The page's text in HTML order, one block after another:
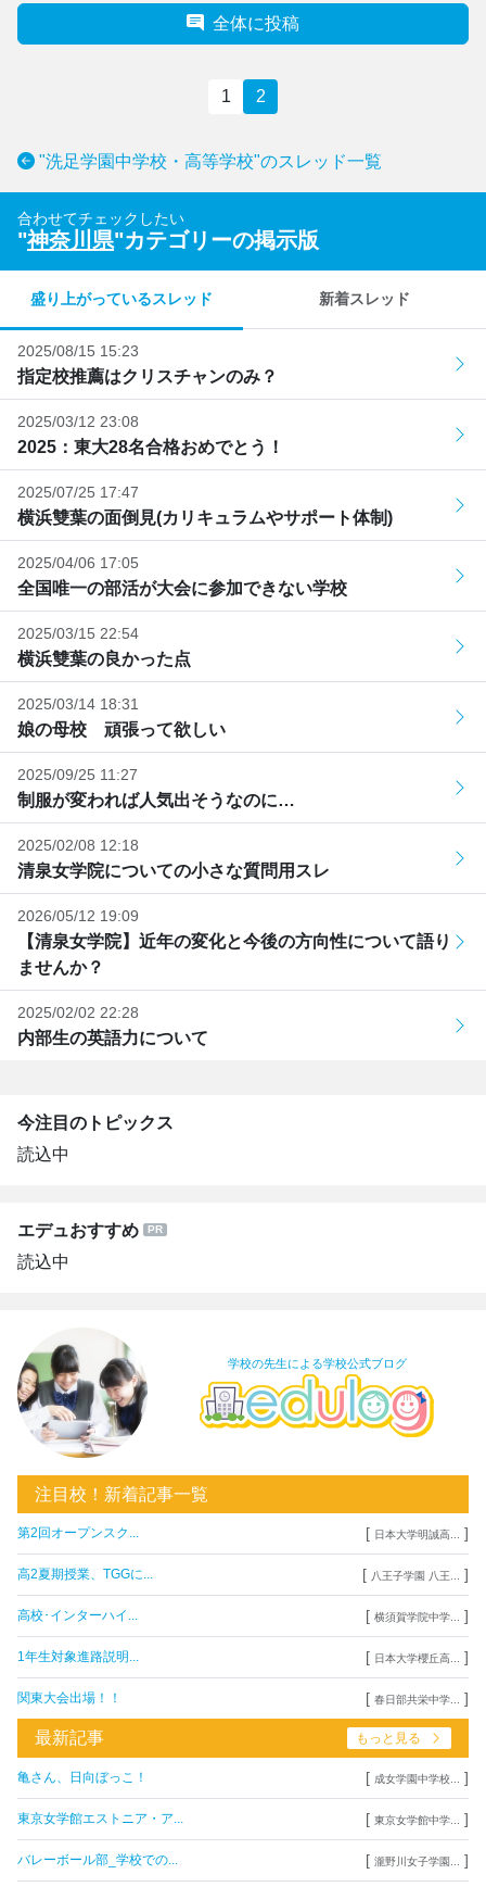
全体に投稿
1 2
"洗足学園中学校・高等学校"のスレッド一覧
合わせてチェックしたい
"神奈川県"カテゴリーの掲示版
盛り上がっているスレッド 新着スレッド
2025/08/15 15:23
指定校推薦はクリスチャンのみ？
2025/03/12 23:08
2025：東大28名合格おめでとう！
2025/07/25 17:47
横浜雙葉の面倒見(カリキュラムやサポート体制)
2025/04/06 17:05
全国唯一の部活が大会に参加できない学校
2025/03/15 22:54
横浜雙葉の良かった点
2025/03/14 18:31
娘の母校 頑張って欲しい
2025/09/25 11:27
制服が変われば人気出そうなのに…
2025/02/08 12:18
清泉女学院についての小さな質問用スレ
2026/05/12 19:09
【清泉女学院】近年の変化と今後の方向性について語り
ませんか？
2025/02/02 22:28
内部生の英語力について
今注目のトピックス
読込中
エデュおすすめ
読込中
学校の先生による学校公式ブログ
注目校！新着記事一覧
第2回オープンスク... [ 日本大学明誠高... ]
高2夏期授業、TGGに... [ 八王子学園 八王... ]
高校･インターハイ... [ 横須賀学院中学... ]
1年生対象進路説明... [ 日本大学櫻丘高... ]
関東大会出場！！ [ 春日部共栄中学... ]
最新記事 もっと見る
亀さん、日向ぼっこ！ [ 成女学園中学校... ]
東京女学館エストニア・ア... [ 東京女学館中学... ]
バレーボール部_学校での... [ 瀧野川女子学園... ]